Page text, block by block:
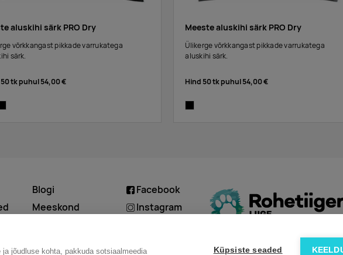
jõudluse kohta, pakkuda sotsiaalmeedia Küpsiste seaded
aluskihi särk PRO Dry
võrkkangast pikkade varrukatega
särk.
tk puhul54,00 €
Meeste aluskihi särk PRO Dry
Ülikerge võrkkangast pikkade varrukatega
aluskihi särk.
Hind 50 tk puhul54,00 €
Blogi
Meeskond
Facebook
Instagram